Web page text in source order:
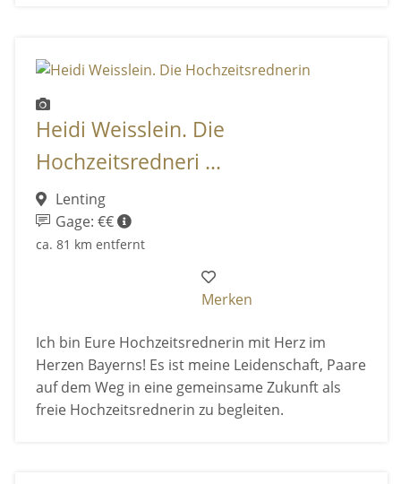
Heidi Weisslein. Die
Hochzeitsredneri ...
Lenting
Gage: €€
ca. 81 km entfernt
Merken
Ich bin Eure Hochzeitsrednerin mit Herz im
Herzen Bayerns! Es ist meine Leidenschaft, Paare
auf dem Weg in eine gemeinsame Zukunft als
freie Hochzeitsrednerin zu begleiten.